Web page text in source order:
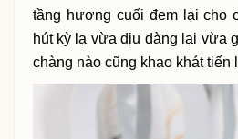
tầng hương cuối đem lại cho
hút kỳ lạ vừa dịu dàng lại vừa
chàng nào cũng khao khát tiến